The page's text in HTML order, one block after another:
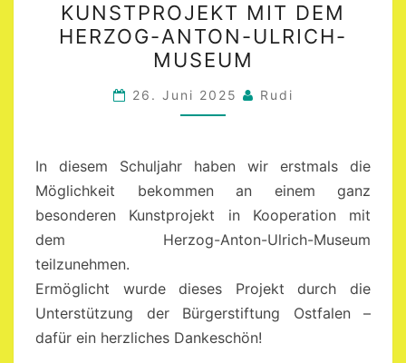
MIT
DEM
HERZOG-
ANTON-
ULRICH-
KUNSTPROJEKT MIT DEM
HERZOG-ANTON-ULRICH-
MUSEUM
26. Juni 2025 Rudi
In diesem Schuljahr haben wir erstmals die
Möglichkeit bekommen an einem ganz
besonderen Kunstprojekt in Kooperation mit
dem Herzog-Anton-Ulrich-Museum
teilzunehmen.
Ermöglicht wurde dieses Projekt durch die
Unterstützung der Bürgerstiftung Ostfalen –
dafür ein herzliches Dankeschön!